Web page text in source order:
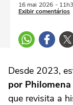
16 mai 2026 -
Exibir comentários
Desde 2023,
por
que revisita a